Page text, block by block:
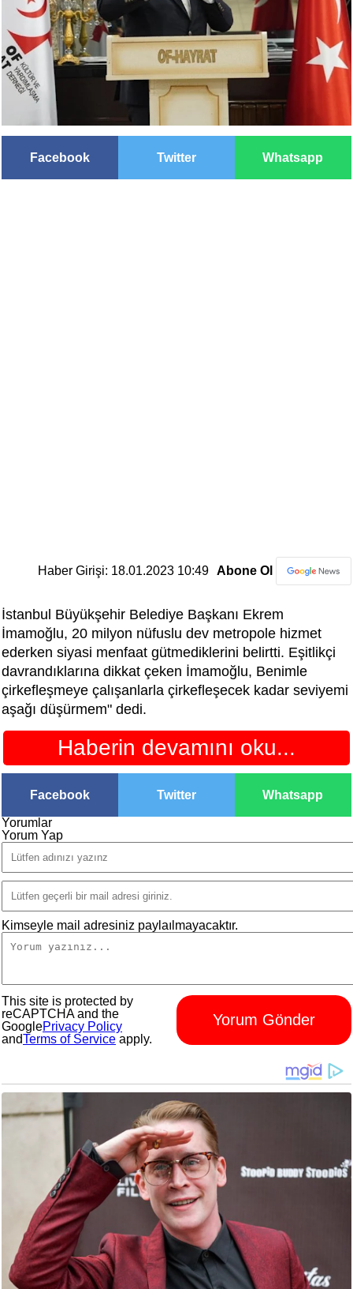
Facebook Twitter Whatsapp
Haber Girişi: 18.01.2023 10:49 Abone Ol
İstanbul Büyükşehir Belediye Başkanı Ekrem
İmamoğlu, 20 milyon nüfuslu dev metropole hizmet
ederken siyasi menfaat gütmediklerini belirtti. Eşitlikçi
davrandıklarına dikkat çeken İmamoğlu, Benimle
çirkefleşmeye çalışanlarla çirkefleşecek kadar seviyemi
aşağı düşürmem" dedi.
Haberin devamını oku...
Facebook Twitter Whatsapp
Yorumlar
Yorum Yap
Kimseyle mail adresiniz paylaılmayacaktır.
Yorum Gönder
This site is protected by
reCAPTCHA and the
GooglePrivacy Policy
andTerms of Service apply.